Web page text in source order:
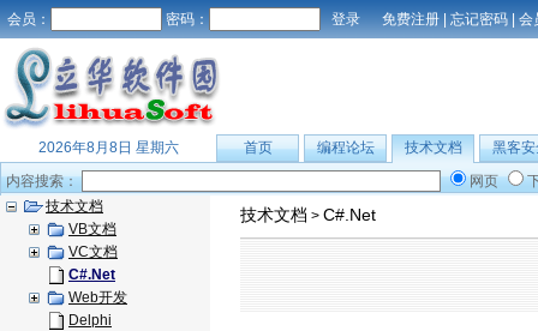
会员： 密码： 免费注册 | 忘记密码 | 会
2026年8月8日 星期六 首页 编程论坛 技术文档
黑客安
内容搜索：
网页
技术文档
VB文档
VC文档
C#.Net
Web开发
Delphi
技术文档 > C#.Net